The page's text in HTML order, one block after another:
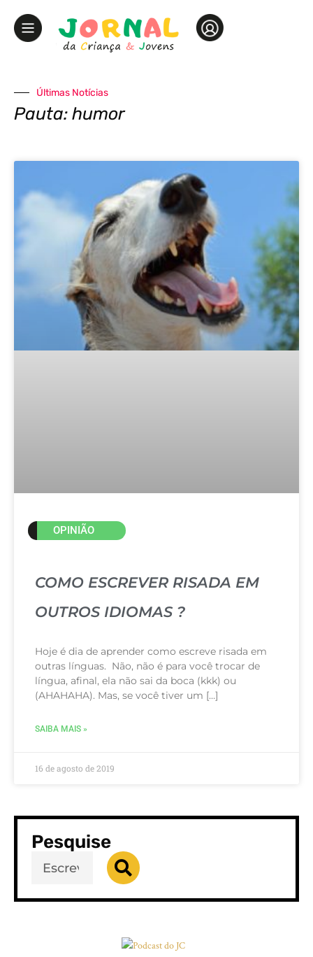
Últimas Notícias
Pauta: humor
OPINIÃO
COMO ESCREVER RISADA EM
OUTROS IDIOMAS ?
Hoje é dia de aprender como escreve risada em
outras línguas. Não, não é para você trocar de
língua, afinal, ela não sai da boca (kkk) ou
(AHAHAHA). Mas, se você tiver um […]
SAIBA MAIS »
16 de agosto de 2019
Pesquise